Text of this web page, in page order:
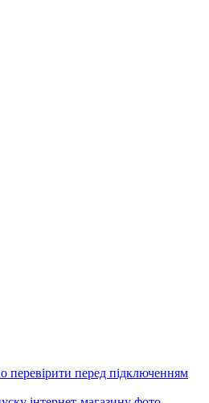
перевірити перед підключенням